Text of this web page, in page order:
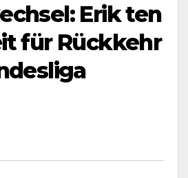
Erik ten
für Rückkehr